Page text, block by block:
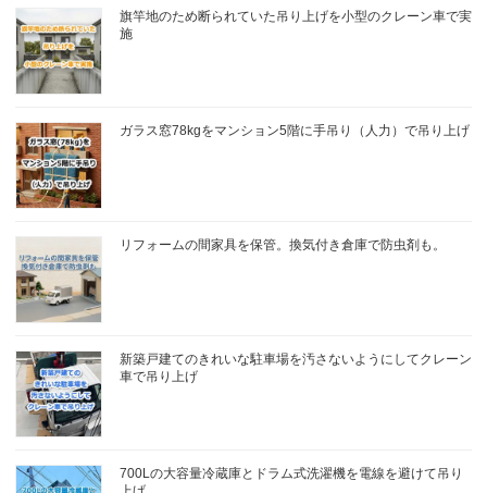
旗竿地のため断られていた吊り上げを小型のクレーン車で実
施
ガラス窓78kgをマンション5階に手吊り（人力）で吊り上げ
リフォームの間家具を保管。換気付き倉庫で防虫剤も。
新築戸建てのきれいな駐車場を汚さないようにしてクレーン
車で吊り上げ
700Lの大容量冷蔵庫とドラム式洗濯機を電線を避けて吊り